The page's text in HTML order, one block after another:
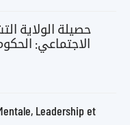
حصيلة الولاية
الاجتماعي:
Leadership et